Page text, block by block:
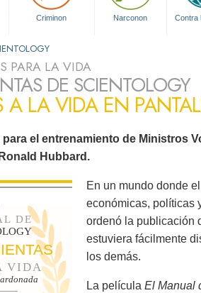
Criminon Narconon Contra
PARA LA VIDA
DE SCIENTOLOGY
A LA VIDA EN
para el entrenamiento de Ministros
Hubbard.
DE
VIDA
En un mundo donde
económicas, políticas
ordenó la publicación
estuviera fácilmente
los demás.
La película El Manual